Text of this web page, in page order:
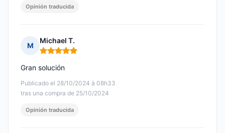
Opinión traducida
M
Michael T.
Nota: 5 de 5
Publicado el 28/10/2024 à 08h33
tras una compra de 25/10/2024
Gran solución
Opinión traducida